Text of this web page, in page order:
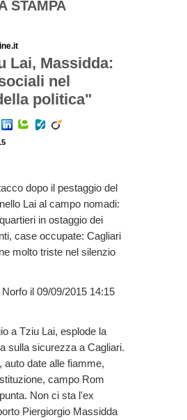
STAMPA
Lai, Massidda:
nel
politica"
dopo il pestaggio del
Lai al campo nomadi:
in ostaggio dei
case occupate: Cagliari
molto triste nel silenzio
il 09/09/2015 14:15
a Tziu Lai, esplode la
sulla sicurezza a Cagliari.
auto date alle fiamme,
campo Rom
Non ci sta l'ex
Piergiorgio Massidda